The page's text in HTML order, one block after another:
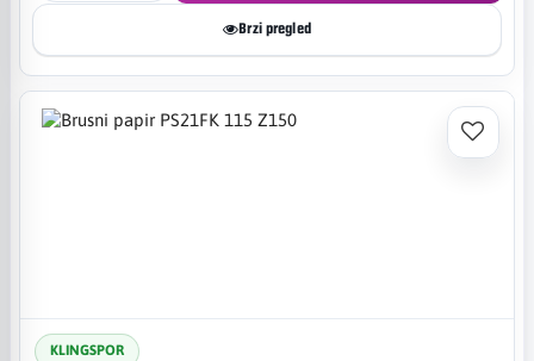
Brzi pregled
KLINGSPOR